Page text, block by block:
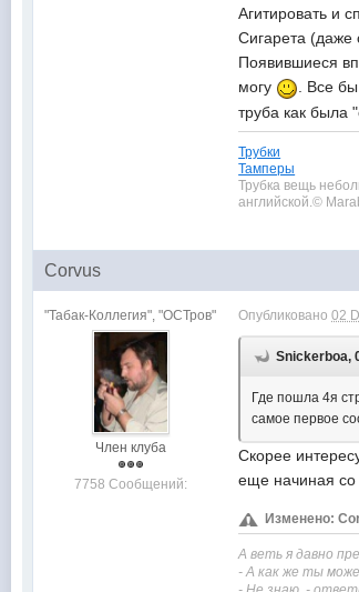
Агитировать и
Сигарета (даже
Появившиеся
могу
. Все
труба как была
Трубки
Тамперы
Трубка вещь
английской.©
Corvus
"Табак-Коллегия", "ОСТров"
Член клуба
7758 Сообщений:
Опубликовано02
Snickerboa,
Где пошла 4я
самое первое
Скорее
еще начиная со
Изменено:
А веть я давно
- А как же ты